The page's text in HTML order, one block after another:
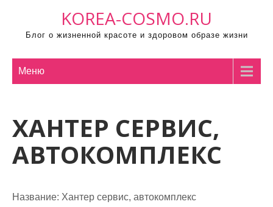
KOREA-COSMO.RU
Блог о жизненной красоте и здоровом образе жизни
Меню
ХАНТЕР СЕРВИС,
АВТОКОМПЛЕКС
Название: Хантер сервис, автокомплекс